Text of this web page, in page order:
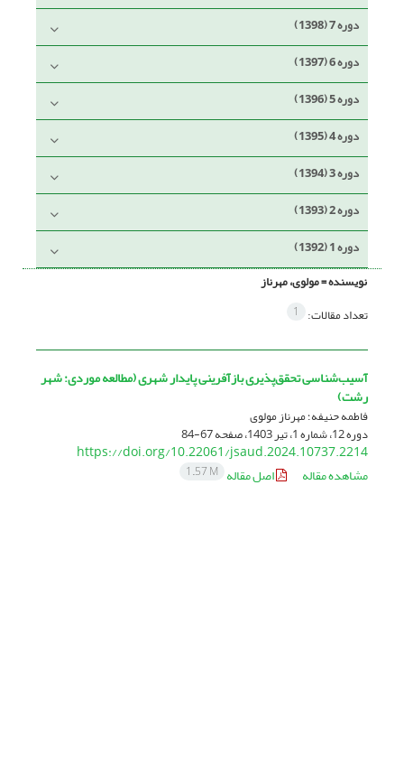
دوره 7 (1398)
دوره 6 (1397)
دوره 5 (1396)
دوره 4 (1395)
دوره 3 (1394)
دوره 2 (1393)
دوره 1 (1392)
نویسنده =مولوی، مهرناز
تعداد مقالات: 1
آسیب‌شناسی تحقق‌پذیری بازآفرینی پایدار شهری (مطالعه موردی: شهر
رشت)
فاطمه حنیفه؛ مهرناز مولوی
دوره 12، شماره 1، تیر 1403، صفحه 67-84
https://doi.org/10.22061/jsaud.2024.10737.2214
مشاهده مقاله
اصل مقاله 1.57 M